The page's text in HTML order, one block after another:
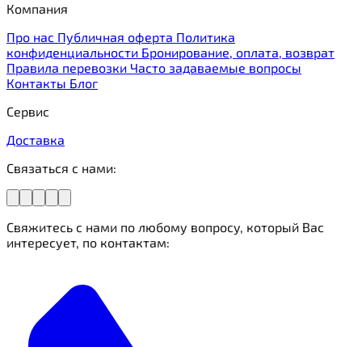
Компания
Про нас Публичная оферта Политика
конфиденциальности Бронирование, оплата, возврат
Правила перевозки Часто задаваемые вопросы
Контакты Блог
Сервис
Доставка
Связаться с нами:
Свяжитесь с нами по любому вопросу, который Вас
интересует, по контактам: